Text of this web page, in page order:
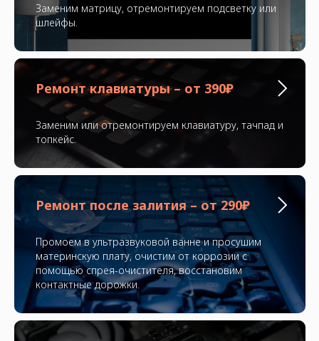
Заменим матрицу, отремонтируем подсветку или
шлейфы.
Ремонт клавиатуры – от 390₽
Заменим или отремонтируем клавиатуру, тачпад и
топкейс.
Ремонт после залития – от 290₽
Промоем в ультразвуковой ванне и просушим
материнскую плату, очистим от коррозии с
помощью спрея-очистителя, восстановим
контактные дорожки.